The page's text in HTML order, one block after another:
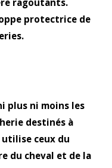
ragoûtants.
protectrice de
plus ni moins les
destinés à
ceux du
du cheval et de la